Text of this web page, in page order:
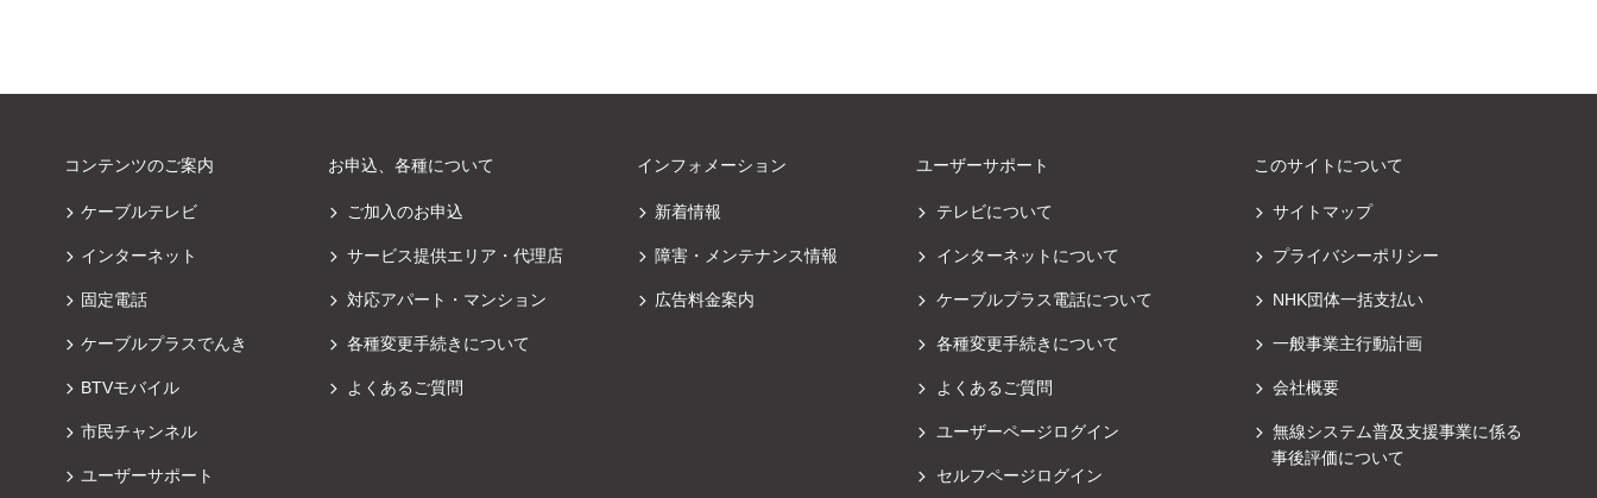
コンテンツのご案内
ケーブルテレビ
インターネット
固定電話
ケーブルプラスでんき
BTVモバイル
市民チャンネル
ユーザーサポート
お申込、各種について
ご加入のお申込
サービス提供エリア・代理店
対応アパート・マンション
各種変更手続きについて
よくあるご質問
インフォメーション
新着情報
障害・メンテナンス情報
広告料金案内
ユーザーサポート
テレビについて
インターネットについて
ケーブルプラス電話について
各種変更手続きについて
よくあるご質問
ユーザーページログイン
セルフページログイン
このサイトについて
サイトマップ
プライバシーポリシー
NHK団体一括支払い
一般事業主行動計画
会社概要
無線システム普及支援事業に係る
事後評価について